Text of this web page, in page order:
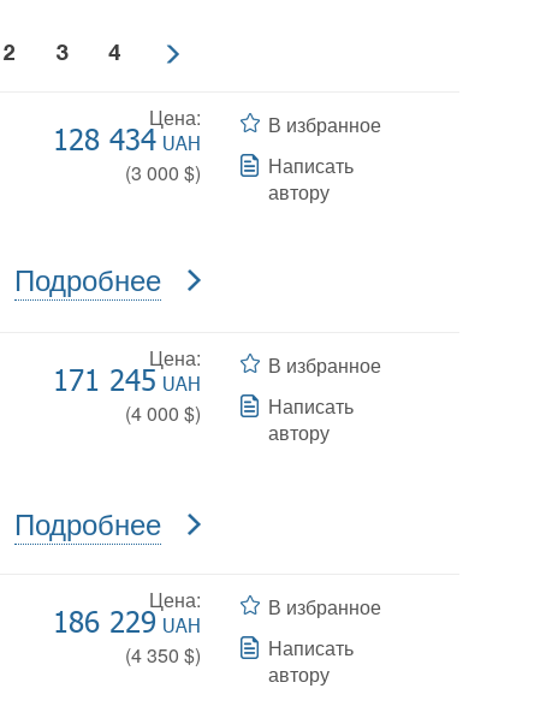
2 3 4
Цена:
128 434UAH
(3 000 $)
Подробнее
В избранное
Написать
автору
Цена:
171 245 UAH
(4 000 $)
Подробнее
В избранное
Написать
автору
Цена:
186 229 UAH
(4 350 $)
В избранное
Написать
автору